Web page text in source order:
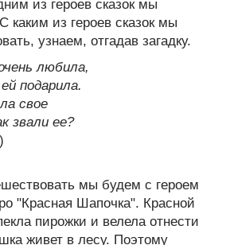
из героев сказок мы
каким из героев сказок мы
узнаем, отгадав загадку.
любила,
подарила.
свое
звали ее?
мы будем с героем
"Красная Шапочка". Красной
пирожки и велела отнести
живет в лесу. Поэтому